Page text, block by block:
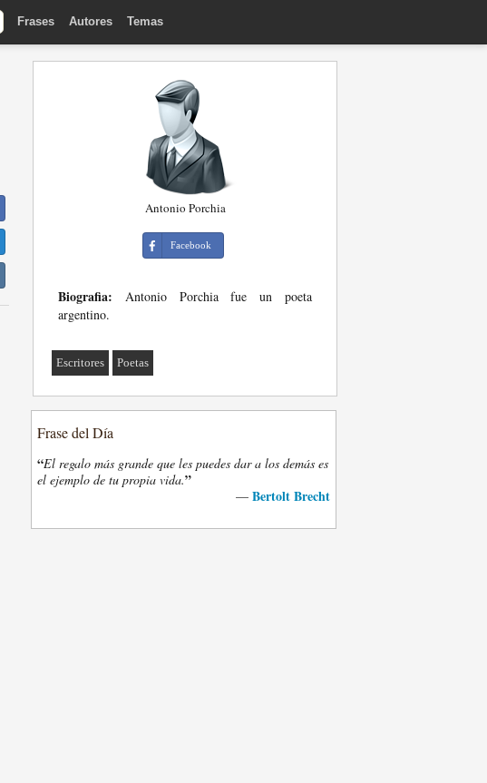
Frases Autores Temas
Antonio Porchia
Facebook
Biografia: Antonio Porchia fue un poeta
argentino.
Escritores Poetas
Frase del Día
“El regalo más grande que les puedes dar a los demás es
el ejemplo de tu propia vida.”
— Bertolt Brecht